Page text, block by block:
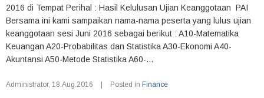
2016 di Tempat Perihal : Hasil Kelulusan Ujian Keanggotaan PAI
Bersama ini kami sampaikan nama-nama peserta yang lulus ujian
keanggotaan sesi Juni 2016 sebagai berikut : A10-Matematika
Keuangan A20-Probabilitas dan Statistika A30-Ekonomi A40-
Akuntansi A50-Metode Statistika A60-...
Administrator, 18.Aug.2016 Posted in Finance